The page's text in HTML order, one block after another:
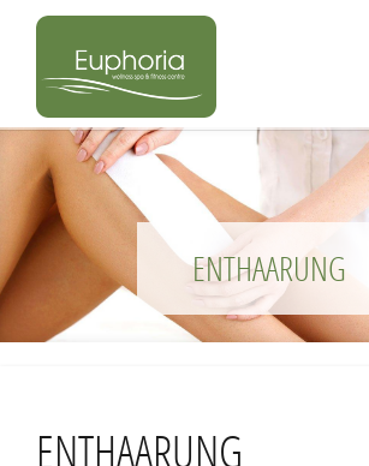
ENTHAARUNG
ENTHAARUNG